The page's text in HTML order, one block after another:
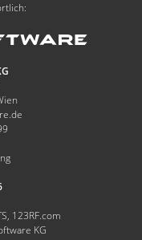
123RF.com
KG